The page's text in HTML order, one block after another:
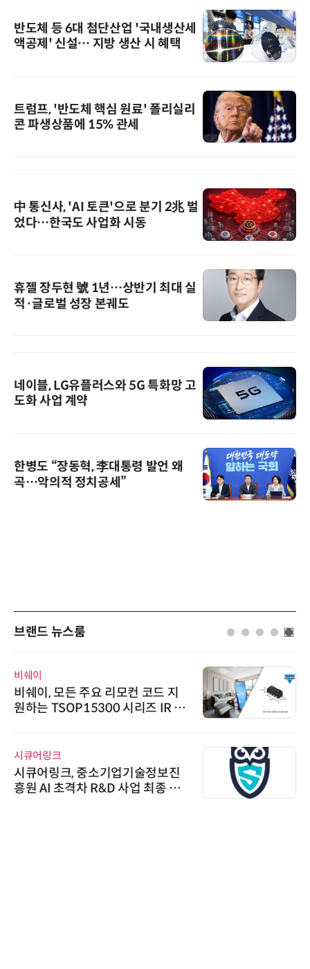
반도체 등 6대 첨단산업 '국내생산세
액공제' 신설… 지방 생산 시 혜택
트럼프, '반도체 핵심 원료' 폴리실리
콘 파생상품에 15% 관세
中 통신사, 'AI 토큰'으로 분기 2兆 벌
었다…한국도 사업화 시동
휴젤 장두현 號 1년…상반기 최대 실
적·글로벌 성장 본궤도
네이블, LG유플러스와 5G 특화망 고
도화 사업 계약
한병도 “장동혁, 李대통령 발언 왜
곡…악의적 정치공세”
브랜드 뉴스룸
비쉐이
비쉐이, 모든 주요 리모컨 코드 지
원하는 TSOP15300 시리즈 IR 수
시큐어링크
시큐어링크, 중소기업기술정보진
흥원 AI 초격차 R&D 사업 최종 선